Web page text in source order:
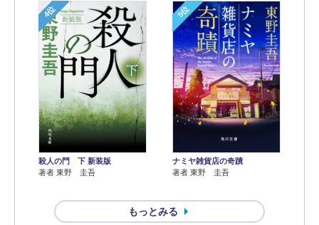
4位
殺人の門 下 新装版
著者 東野 圭吾
5位
ナミヤ雑貨店の奇蹟
著者 東野 圭吾
もっとみる